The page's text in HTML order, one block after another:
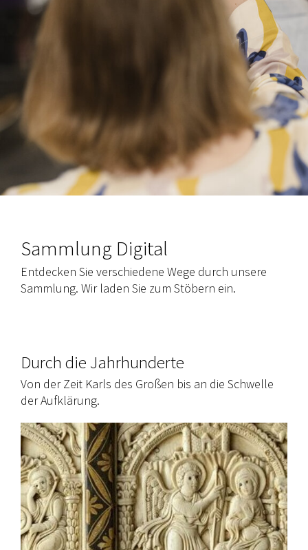
Sammlung Digital
Entdecken Sie verschiedene Wege durch unsere
Sammlung. Wir laden Sie zum Stöbern ein.
Durch die Jahrhunderte
Von der Zeit Karls des Großen bis an die Schwelle
der Aufklärung.